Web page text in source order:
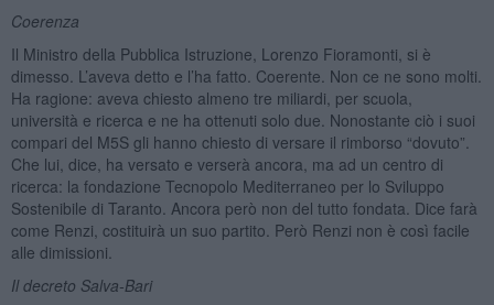
Coerenza
Il Ministro della Pubblica Istruzione, Lorenzo Fioramonti, si è
dimesso. L’aveva detto e l’ha fatto. Coerente. Non ce ne sono molti.
Ha ragione: aveva chiesto almeno tre miliardi, per scuola,
università e ricerca e ne ha ottenuti solo due. Nonostante ciò i suoi
compari del M5S gli hanno chiesto di versare il rimborso “dovuto”.
Che lui, dice, ha versato e verserà ancora, ma ad un centro di
ricerca: la fondazione Tecnopolo Mediterraneo per lo Sviluppo
Sostenibile di Taranto. Ancora però non del tutto fondata. Dice farà
come Renzi, costituirà un suo partito. Però Renzi non è così facile
alle dimissioni.
Il decreto Salva-Bari